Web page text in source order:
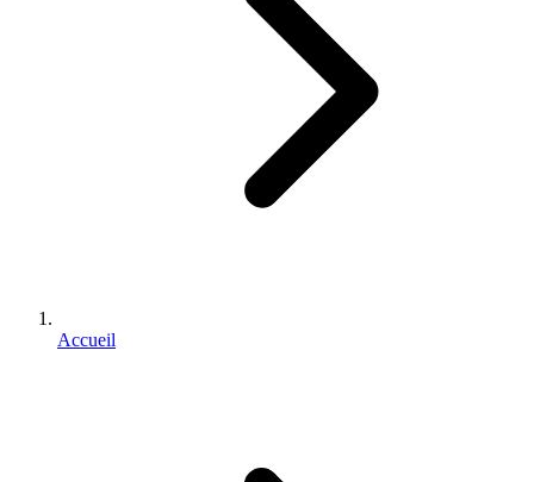
Accueil